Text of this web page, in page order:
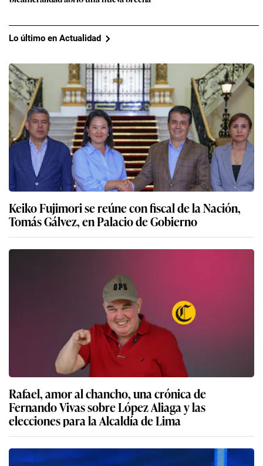
Lo último en Actualidad
Keiko Fujimori se reúne con fiscal de la Nación,
Tomás Gálvez, en Palacio de Gobierno
Rafael, amor al chancho, una crónica de
Fernando Vivas sobre López Aliaga y las
elecciones para la Alcaldía de Lima